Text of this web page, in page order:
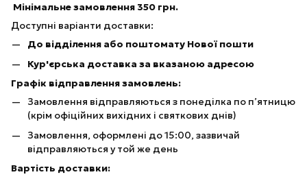
Мінімальне замовлення 350 грн.
Доступні варіанти доставки:
До відділення або поштомату Нової пошти
Кур'єрська доставка за вказаною адресою
Графік відправлення замовлень:
Замовлення відправляються з понеділка по п’ятницю
(крім офіційних вихідних і святкових днів)
Замовлення, оформлені до 15:00, зазвичай
відправляються у той же день
Вартість доставки: